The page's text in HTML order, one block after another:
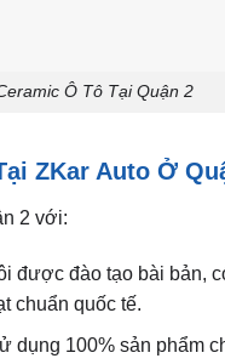
Ô Tô Tại Quận 2
ZKar Auto Ở
2 với:
đào tạo bài bản,
chuẩn quốc tế.
dụng 100% sản phẩm